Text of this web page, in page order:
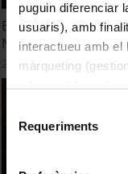
puguin diferenciar
usuaris), amb
interactueu amb el
màrqueting
consultar la
Requeriments
Extendiendo el
Nuestras
22 desembre, 2023